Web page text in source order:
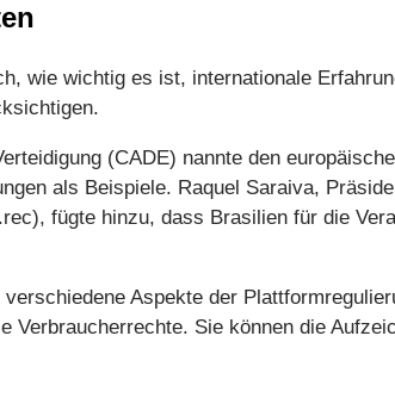
wie wichtig es ist, internationale
(CADE) nannte den
als Beispiele. Raquel Saraiva,
fügte hinzu, dass Brasilien für die
Aspekte der
Verbraucherrechte. Sie können die